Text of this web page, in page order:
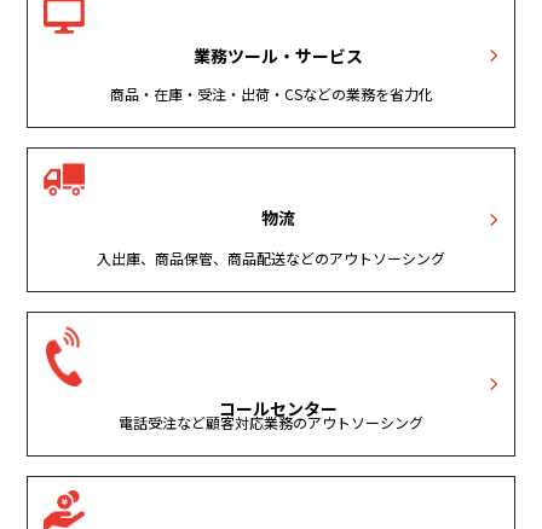
業務ツール・サービス
商品・在庫・受注・出荷・CSなどの業務を省力化
物流
入出庫、商品保管、商品配送などのアウトソーシング
コールセンター
電話受注など顧客対応業務のアウトソーシング